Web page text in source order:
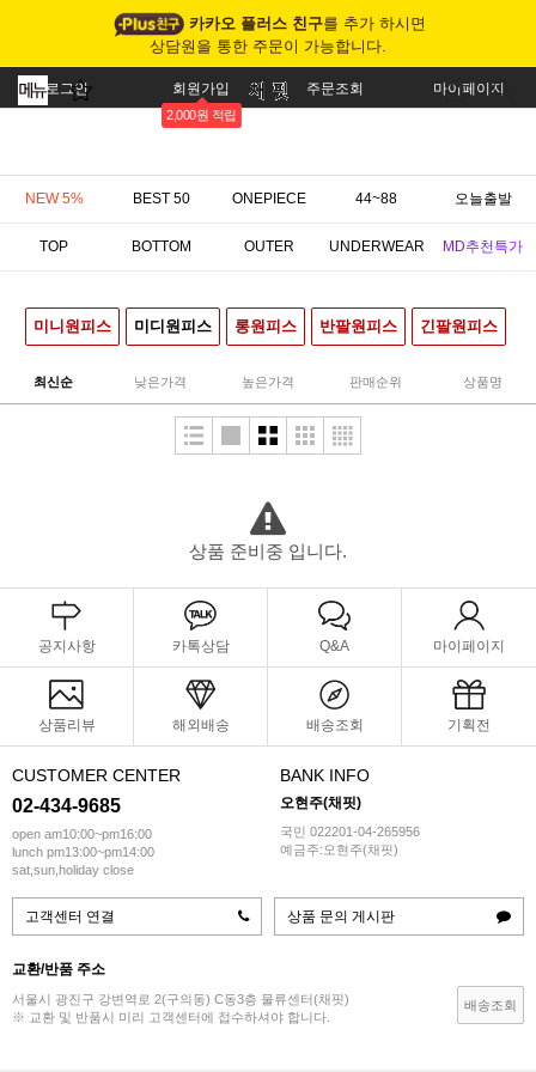
카카오 플러스 친구를 추가 하시면
상담원을 통한 주문이 가능합니다.
로그인 회원가입
2,000원 적립
주문조회 마이페이지
NEW 5% BEST 50 ONEPIECE 44~88 오늘출발
TOP BOTTOM OUTER UNDERWEAR MD추천특가
미니원피스 미디원피스 롱원피스 반팔원피스 긴팔원피스
최신순 낮은가격 높은가격 판매순위 상품명
상품 준비중 입니다.
공지사항 카톡상담 Q&A 마이페이지
상품리뷰 해외배송 배송조회 기획전
CUSTOMER CENTER
02-434-9685
open am10:00~pm16:00
lunch pm13:00~pm14:00
sat,sun,holiday close
BANK INFO
오현주(채핏)
국민 022201-04-265956
예금주:오현주(채핏)
고객센터 연결 상품 문의 게시판
교환/반품 주소
서울시 광진구 강변역로 2(구의동) C동3층 물류센터(채핏)
※ 교환 및 반품시 미리 고객센터에 접수하셔야 합니다.
배송조회